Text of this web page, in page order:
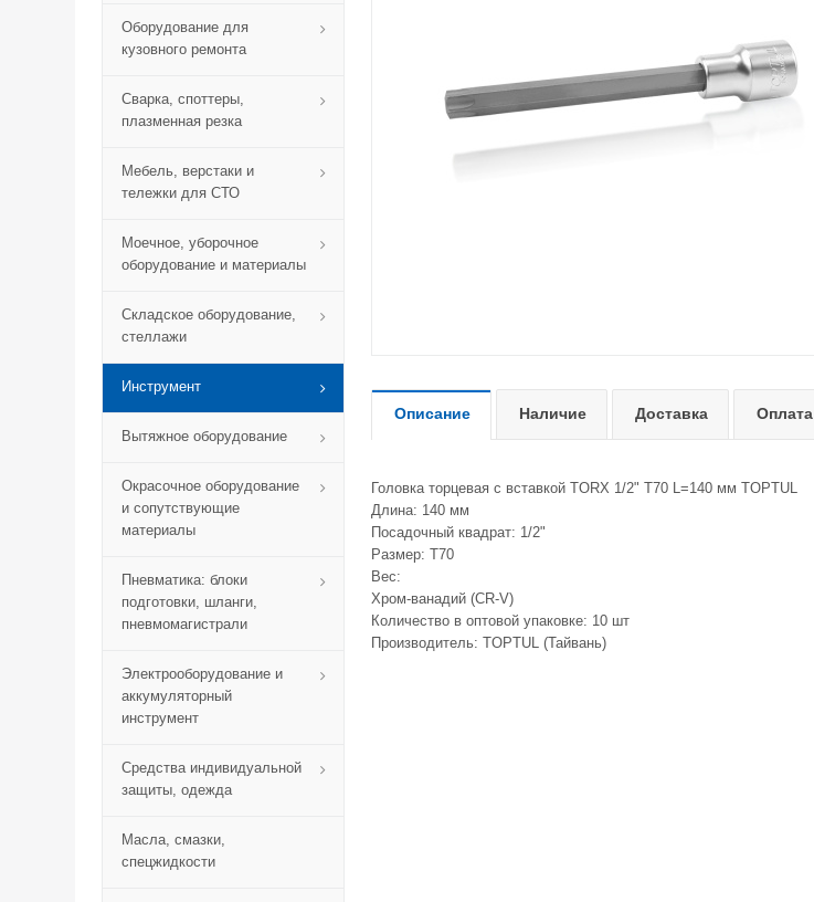
Оборудование для
кузовного ремонта
Сварка, споттеры,
плазменная резка
Мебель, верстаки и
тележки для СТО
Моечное, уборочное
оборудование и материалы
Складское оборудование,
стеллажи
Инструмент
Вытяжное оборудование
Окрасочное оборудование
и сопутствующие
материалы
Пневматика: блоки
подготовки, шланги,
пневмомагистрали
Электрооборудование и
аккумуляторный
инструмент
Средства индивидуальной
защиты, одежда
Масла, смазки,
спецжидкости
Описание Наличие Доставка Оплата
Головка торцевая с вставкой TORX 1/2" T70 L=140 мм TOPTUL
Длина: 140 мм
Посадочный квадрат: 1/2"
Размер: T70
Вес:
Хром-ванадий (CR-V)
Количество в оптовой упаковке: 10 шт
Производитель: TOPTUL (Тайвань)